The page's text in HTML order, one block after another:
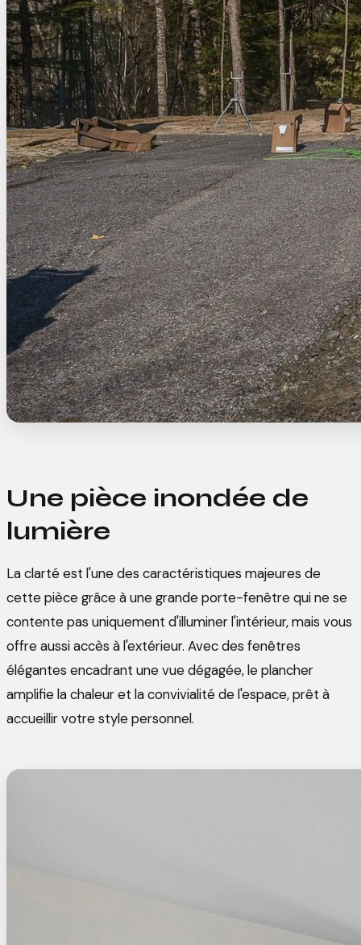
Une pièce inondée de
lumière
La clarté est l'une des caractéristiques majeures de
cette pièce grâce à une grande porte-fenêtre qui ne se
contente pas uniquement d'illuminer l'intérieur, mais vous
offre aussi accès à l'extérieur. Avec des fenêtres
élégantes encadrant une vue dégagée, le plancher
amplifie la chaleur et la convivialité de l'espace, prêt à
accueillir votre style personnel.